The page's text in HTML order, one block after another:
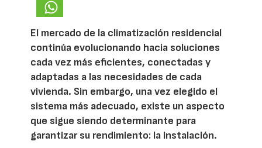
El mercado de la climatización residencial
continúa evolucionando hacia soluciones
cada vez más eficientes, conectadas y
adaptadas a las necesidades de cada
vivienda. Sin embargo, una vez elegido el
sistema más adecuado, existe un aspecto
que sigue siendo determinante para
garantizar su rendimiento: la instalación.